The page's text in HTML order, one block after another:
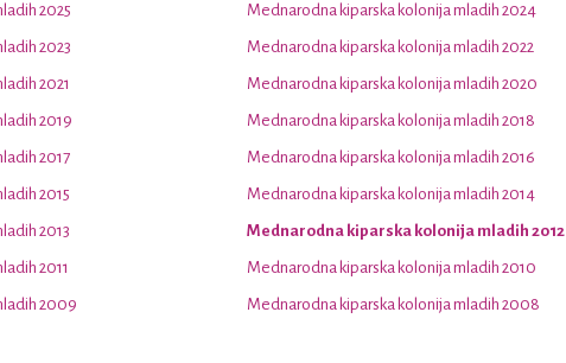
2025 Mednarodna kiparska kolonija mladih 2024
2023 Mednarodna kiparska kolonija mladih 2022
2021 Mednarodna kiparska kolonija mladih 2020
2019 Mednarodna kiparska kolonija mladih 2018
2017 Mednarodna kiparska kolonija mladih 2016
2015 Mednarodna kiparska kolonija mladih 2014
2013 Mednarodna kiparska kolonija mladih 2012
2011 Mednarodna kiparska kolonija mladih 2010
2009 Mednarodna kiparska kolonija mladih 2008